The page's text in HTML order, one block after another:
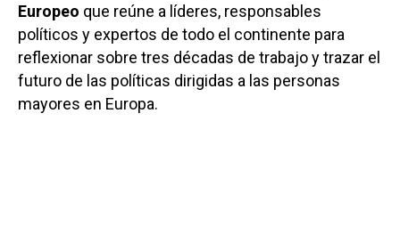
Europeo que reúne a líderes, responsables
políticos y expertos de todo el continente para
reflexionar sobre tres décadas de trabajo y trazar el
futuro de las políticas dirigidas a las personas
mayores en Europa.